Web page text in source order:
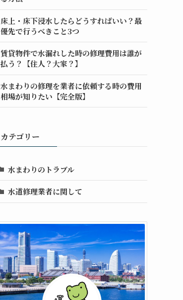
床上・床下浸水したらどうすればいい？最
優先で行うべきこと3つ
賃貸物件で水漏れした時の修理費用は誰が
払う？【住人？大家？】
水まわりの修理を業者に依頼する時の費用
相場が知りたい【完全版】
カテゴリー
水まわりのトラブル
水道修理業者に関して